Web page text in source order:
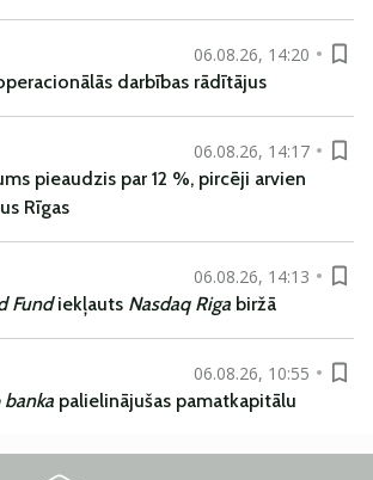
06.08.26, 14:20
darbības rādītājus
06.08.26, 14:17
pieaudzis par 12 %, pircēji arvien
Rīgas
06.08.26, 14:13
Fundiekļauts Nasdaq Riga biržā
06.08.26, 10:55
palielinājušas pamatkapitālu